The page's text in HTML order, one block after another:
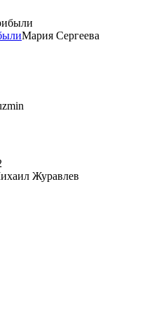
Мария Сергеева
Журавлев